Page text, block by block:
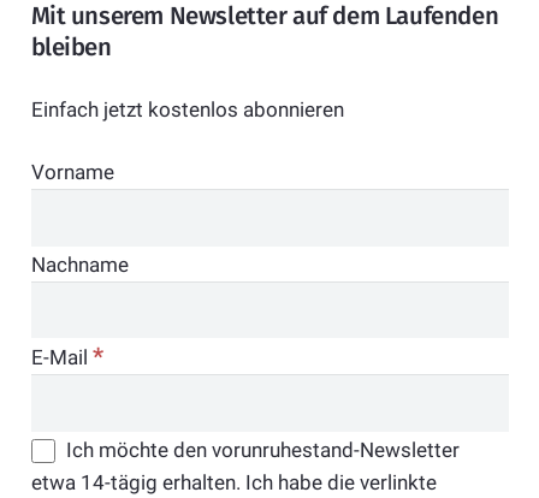
Mit unserem Newsletter auf dem Laufenden
bleiben
Einfach jetzt kostenlos abonnieren
Vorname
Nachname
E-Mail *
Ich möchte den vorunruhestand-Newsletter
etwa 14-tägig erhalten. Ich habe die verlinkte